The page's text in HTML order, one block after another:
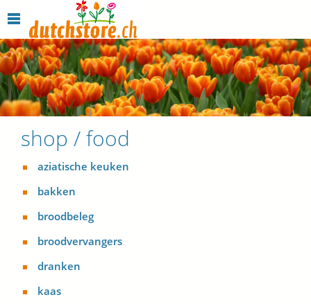
shop / food
aziatische keuken
bakken
broodbeleg
broodvervangers
dranken
kaas